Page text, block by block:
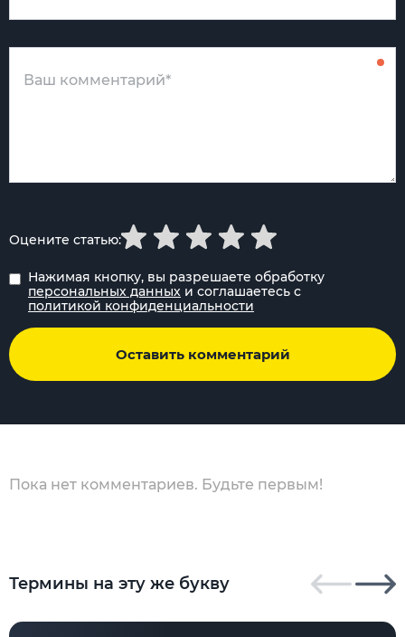
Нажимая кнопку, вы разрешаете обработку
персональных данных и соглашаетесь с
политикой конфиденциальности
Оставить комментарий
Оцените статью:
Пока нет комментариев. Будьте первым!
Термины на эту же букву